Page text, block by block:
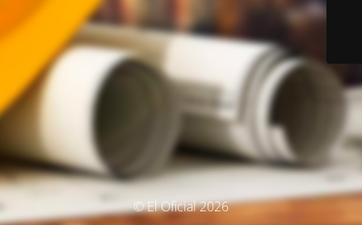
© El Oficial 2026